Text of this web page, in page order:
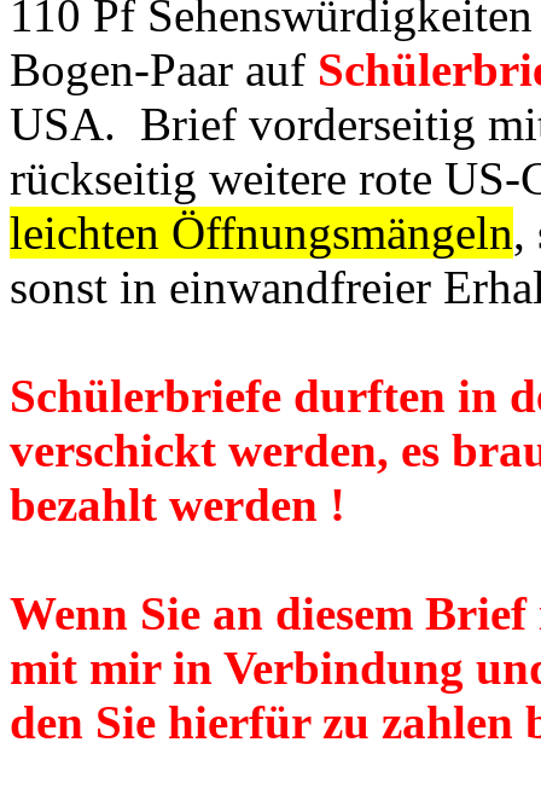
110 Pf
Bogen-Paar auf
USA. Brief vorderseitig
rückseitig weitere rote
leichten Öffnungsmängeln,
sonst in einwandfreier
Schülerbriefe durften in
verschickt werden, es
bezahlt werden !
Wenn Sie an diesem
mit mir in Verbindung
den Sie hierfür zu zahlen